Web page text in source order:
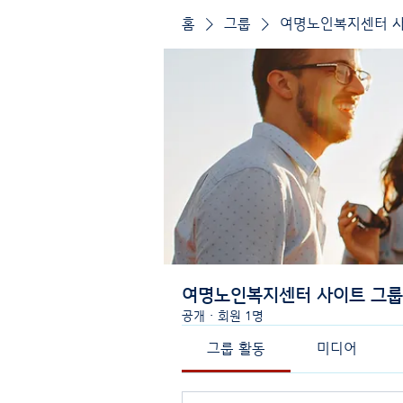
홈 그룹 여명노인복지센터
여명노인복지센터 사이트 그룹
공개 · 회원 1명
그룹 활동 미디어